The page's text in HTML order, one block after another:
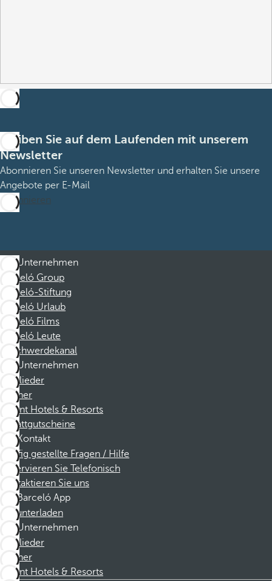
Bleiben Sie auf dem Laufenden mit unserem
Newsletter
Abonnieren Sie unseren Newsletter und erhalten Sie unsere
Angebote per E-Mail
Abonnieren
Unternehmen
Barceló Group
Barceló-Stiftung
Barceló Urlaub
Barceló Films
Barceló Leute
Beschwerdekanal
Unternehmen
Mitglieder
Partner
Dorint Hotels & Resorts
Rabattgutscheine
Kontakt
Häufig gestellte Fragen / Hilfe
Reservieren Sie Telefonisch
Kontaktieren Sie uns
Barceló App
Herunterladen
Unternehmen
Mitglieder
Partner
Dorint Hotels & Resorts